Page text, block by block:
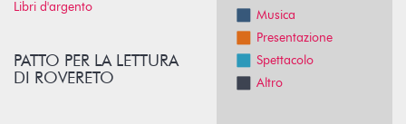
Libri d'argento
PATTO PER LA LETTURA
DI ROVERETO
Musica
Presentazione
Spettacolo
Altro